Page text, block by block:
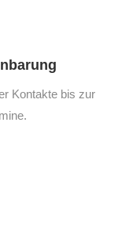
Kontakte bis zur